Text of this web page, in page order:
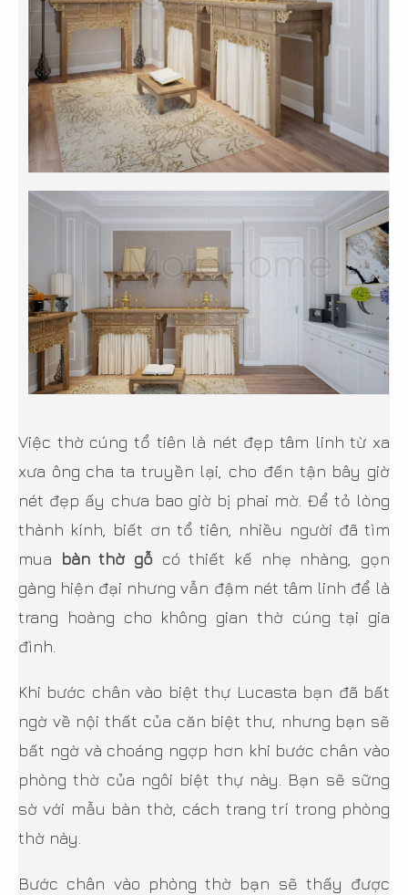
Việc thờ cúng tổ tiên là nét đẹp tâm linh từ xa
xưa ông cha ta truyền lại, cho đến tận bây giờ
nét đẹp ấy chưa bao giờ bị phai mờ. Để tỏ lòng
thành kính, biết ơn tổ tiên, nhiều người đã tìm
mua
bàn thờ gỗ có thiết kế nhẹ nhàng, gọn
gàng hiện đại nhưng vẫn đậm nét tâm linh để là
trang hoàng cho không gian thờ cúng tại gia
đình.
Khi bước chân vào biệt thự Lucasta bạn đã bất
ngờ về nội thất của căn biệt thư, nhưng bạn sẽ
bất ngờ và choáng ngợp hơn khi bước chân vào
phòng thờ của ngôi biệt thự này. Bạn sẽ sững
sờ với mẫu bàn thờ, cách trang trí trong phòng
thờ này.
Bước chân vào phòng thờ bạn sẽ thấy được